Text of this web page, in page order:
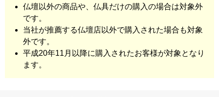
仏壇以外の商品や、仏具だけの購入の場合は対象外
です。
当社が推薦する仏壇店以外で購入された場合も対象
外です。
平成20年11月以降に購入されたお客様が対象となり
ます。